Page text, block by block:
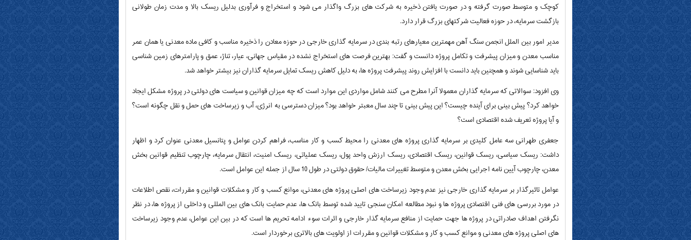
کوچک و متوسط صورت گرفته و در صورت یافتن ذخیره به شرکت های بزرگ واگذار می شود و استخراج و فرآوری بدلیل ریسک بالا و مدت زمان طولانی
بازگشت سرمایه، در حوزه فعالیت شرکتهای بزرگ قرار دارد.
مدیر امور بین الملل انجمن سنگ آهن مهمترین معیارهای رتبه بندی در سرمایه گذاری خارجی در حوزه معادن را ذخیره مناسب و کافی ماده معدنی یا همان عمر
مناسب معدن و میزان پیشرفت و تکامل پروژه دانست و گفت: بهترین فرصت های استخراج نشده در مقیاس جهانی، عیار، تناژ، عمق و پارامترهای زمین شناسی
باید شناسایی شوند و همچنین باید دانست با افزایش روند پیشرفت پروژه ها، به دلیل کاهش ریسک تمایل سرمایه گذاران نیز بیشتر خواهد شد.
وی افزود: سوالاتی که سرمایه گذاران معمولا آنرا مطرح می کنند شامل مواردی این موارد است که چه میزان قوانین و سیاست های دولتی در پروژه مشکل ایجاد
خواهد کرد؟ پیش بینی برای آینده چیست؟ این پیش بینی تا چند سال معبتر خواهد بود؟ میزان دسترسی به انرژی، آب و زیرساخت های حمل و نقل چگونه است؟
و آیا پروژه تعریف شده اقتصادی است؟
جعفری طهرانی سه عامل کلیدی بر سرمایه گذاری پروژه های معدنی را محیط کسب و کار مناسب، فراهم کردن عوامل و پتانسیل معدنی عنوان کرد و اظهار
داشت: ریسک سیاسی، ریسک قوانین، ریسک اقتصادی، ریسک ارزش واحد پول، ریسک عملیاتی، ریسک امنیت، انتقال سرمایه، چارچوب تنظیم قوانین بخش
معدن، چارچوب آیین نامه اجرایی بخش معدن و متوسط تغییرات مالیات/ حقوق دولتی در طول 10 سال از جمله این عوامل است.
عوامل تاثیرگذار بر سرمایه گذاری خارجی نیز عدم وجود زیرساخت های اصلی پروژه های معدنی، موانع کسب و کار و مشکلات قوانین و مقررات، نقص اطلاعات
در مورد بررسی های فنی اقتصادی پروژه ها و نبود مطالعه امکان سنجی تایید شده توسط بانک ها، عدم حمایت بانک های بین المللی و داخلی از پروژه ها، در نظر
نگرفتن اهداف صادراتی در پروژه ها جهت حمایت از منافع سرمایه گذار خارجی و اثرات سوء ادامه تحریم ها است که در بین این عوامل، عدم وجود زیرساخت
های اصلی پروژه های معدنی و موانع کسب و کار و مشکلات قوانین و مقررات از اولویت های بالاتری برخوردار است.